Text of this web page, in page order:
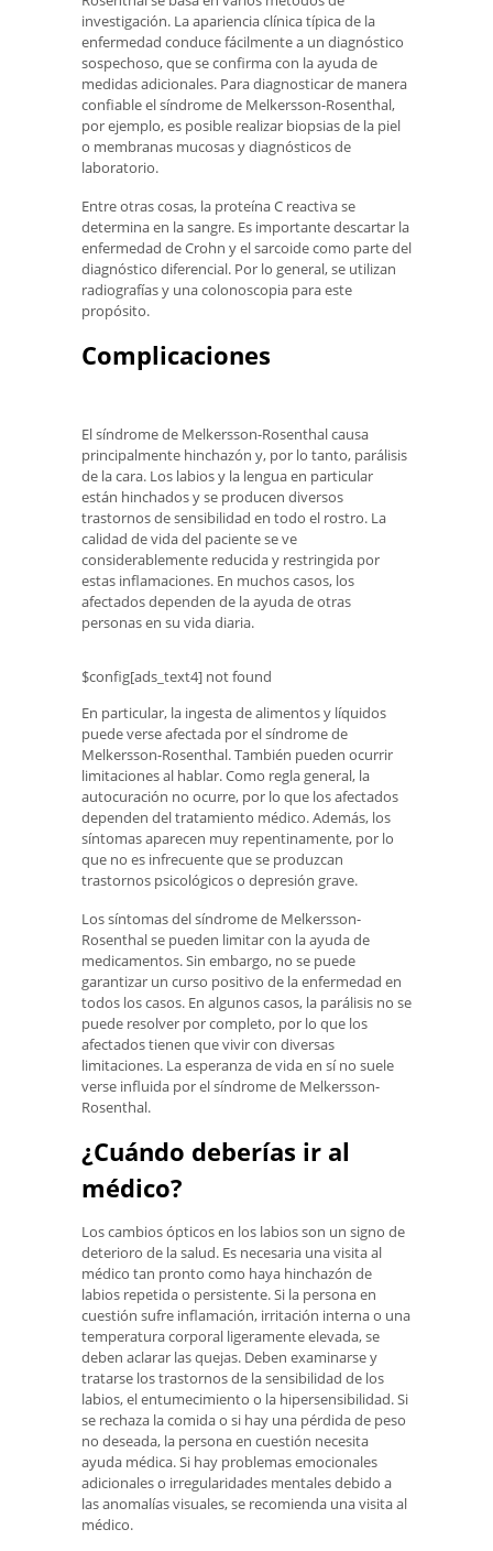
investigación. La apariencia clínica típica de la
enfermedad conduce fácilmente a un diagnóstico
sospechoso, que se confirma con la ayuda de
medidas adicionales. Para diagnosticar de manera
confiable el síndrome de Melkersson-Rosenthal,
por ejemplo, es posible realizar biopsias de la piel
o membranas mucosas y diagnósticos de
laboratorio.
Entre otras cosas, la proteína C reactiva se
determina en la sangre. Es importante descartar la
enfermedad de Crohn y el sarcoide como parte del
diagnóstico diferencial. Por lo general, se utilizan
radiografías y una colonoscopia para este
propósito.
Complicaciones
El síndrome de Melkersson-Rosenthal causa
principalmente hinchazón y, por lo tanto, parálisis
de la cara. Los labios y la lengua en particular
están hinchados y se producen diversos
trastornos de sensibilidad en todo el rostro. La
calidad de vida del paciente se ve
considerablemente reducida y restringida por
estas inflamaciones. En muchos casos, los
afectados dependen de la ayuda de otras
personas en su vida diaria.
$config[ads_text4] not found
En particular, la ingesta de alimentos y líquidos
puede verse afectada por el síndrome de
Melkersson-Rosenthal. También pueden ocurrir
limitaciones al hablar. Como regla general, la
autocuración no ocurre, por lo que los afectados
dependen del tratamiento médico. Además, los
síntomas aparecen muy repentinamente, por lo
que no es infrecuente que se produzcan
trastornos psicológicos o depresión grave.
Los síntomas del síndrome de Melkersson-
Rosenthal se pueden limitar con la ayuda de
medicamentos. Sin embargo, no se puede
garantizar un curso positivo de la enfermedad en
todos los casos. En algunos casos, la parálisis no se
puede resolver por completo, por lo que los
afectados tienen que vivir con diversas
limitaciones. La esperanza de vida en sí no suele
verse influida por el síndrome de Melkersson-
Rosenthal.
¿Cuándo deberías ir al
médico?
Los cambios ópticos en los labios son un signo de
deterioro de la salud. Es necesaria una visita al
médico tan pronto como haya hinchazón de
labios repetida o persistente. Si la persona en
cuestión sufre inflamación, irritación interna o una
temperatura corporal ligeramente elevada, se
deben aclarar las quejas. Deben examinarse y
tratarse los trastornos de la sensibilidad de los
labios, el entumecimiento o la hipersensibilidad. Si
se rechaza la comida o si hay una pérdida de peso
no deseada, la persona en cuestión necesita
ayuda médica. Si hay problemas emocionales
adicionales o irregularidades mentales debido a
las anomalías visuales, se recomienda una visita al
médico.